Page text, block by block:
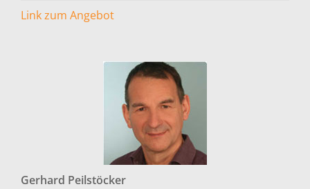
Link zum Angebot
Gerhard Peilstöcker